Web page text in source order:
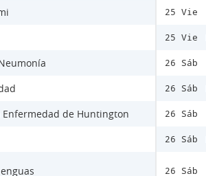
de Huntington
25 Vie
25 Vie
26 Sáb
26 Sáb
26 Sáb
26 Sáb
26 Sáb